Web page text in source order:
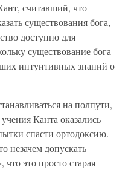
считавший, что
существования бога,
доступно для
существование бога
интуитивных знаний о
на полпути,
Канта оказались
спасти ортодоксию.
незачем допускать
это просто старая